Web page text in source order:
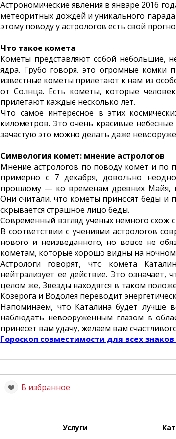
Астрономические явления в январе 2016
метеоритных дождей и уникального
этому поводу у астрологов есть свой
Что такое комета
Кометы представляют собой небольшие,
ядра. Грубо говоря, это огромные комки
известные кометы прилетают к нам из
от Солнца. Есть кометы, которые
прилетают каждые несколько лет.
Что самое интересное в этих
километров. Это очень красивые
зачастую это можно делать даже
Симвология комет: мнение астрологов
Мнение астрологов по поводу комет и по
примерно с 7 декабря, довольно
прошлому — ко временам древних Майя,
Они считали, что кометы приносят беды и
скрывается страшное лицо беды.
Современный взгляд ученых немного
В соответствии с учениями астрологов
нового и неизведанного, но вовсе не
кометам, которые хорошо видны на ночном
Астрологи говорят, что комета
нейтрализует ее действие. Это
целом же, Звезды находятся в таком
Козерога и Водолея переводит
Напоминаем, что Каталина будет лучше
наблюдать невооруженным глазом в
принесет вам удачу, желаем вам
Гороскоп совместимости для всех
В избранное
Услуги